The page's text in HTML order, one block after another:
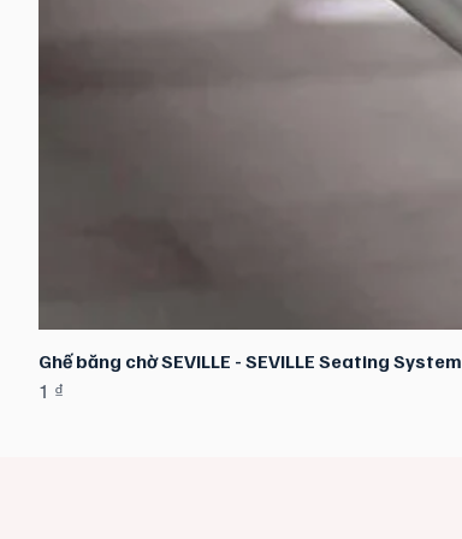
Ghế băng chờ SEVILLE - SEVILLE Seating System
Giá
1 ₫